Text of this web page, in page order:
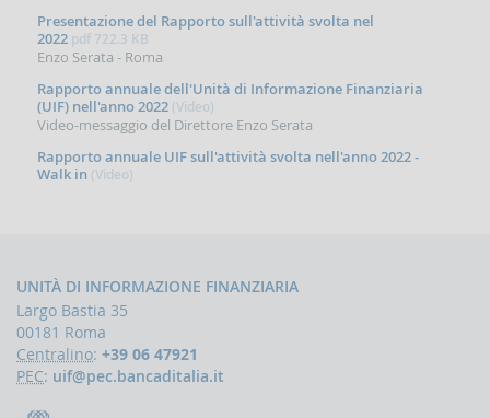
Comunicati
Novità
finanziamento
Presentazione del Rapporto sull'attività svolta nel
2022 pdf 722.3 KB
Enzo Serata - Roma
Rapporto annuale dell'Unità di Informazione Finanziaria
(UIF) nell'anno 2022 (Video)
Video-messaggio del Direttore Enzo Serata
Rapporto annuale UIF sull'attività svolta nell'anno 2022 -
Walk in (Video)
UNITÀ DI INFORMAZIONE FINANZIARIA
Largo Bastia 35
00181 Roma
Centralino: +39 06 47921
PEC: uif@pec.bancaditalia.it